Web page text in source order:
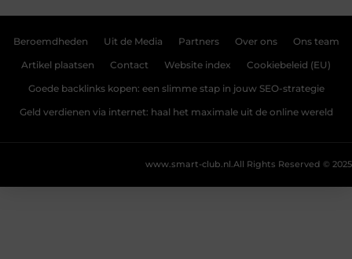
Beroemdheden Uit de Media Partners Over ons Ons team
Artikel plaatsen Contact Website index Cookiebeleid (EU)
Goede backlinks kopen: een slimme stap in jouw SEO-strategie
Geld verdienen via internet: haal het maximale uit de online wereld
All Rights Reserved © 2025
www.smart-club.nl.